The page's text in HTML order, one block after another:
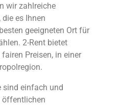
wir zahlreiche
es Ihnen
geeigneten Ort für
2-Rent bietet
Preisen, in einer
sind einfach und
öffentlichen